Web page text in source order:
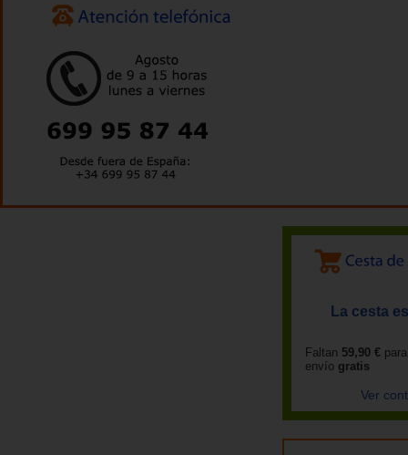
La cesta
Faltan 59,90 €
envío gratis
Ver